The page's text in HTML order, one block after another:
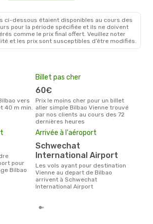
Direct
ci-dessous étaient disponibles au cours des
pour la période spécifiée et ils ne doivent
comme le prix final offert. Veuillez noter
et les prix sont susceptibles d’être modifiés.
40 m min.
Billet pas cher
60€
Prix le moins cher pour un billet
aller simple Bilbao Vienne trouvé
par nos clients au cours des 72
dernières heures
pour
Bilbao
Arrivée à l'aéroport
Schwechat
International Airport
Les vols ayant pour destination
Vienne au depart de Bilbao
arrivent à Schwechat
International Airport